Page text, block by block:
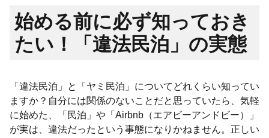
始める前に必ず知っておき
たい！「違法民泊」の実態
「違法民泊」と「ヤミ民泊」についてどれくらい知ってい
ますか？自分には関係のないことだと思っていたら、気軽
に始めた、「民泊」や「Airbnb（エアビーアンドビー）」
が実は、違法だったという事態になりかねません。正しい